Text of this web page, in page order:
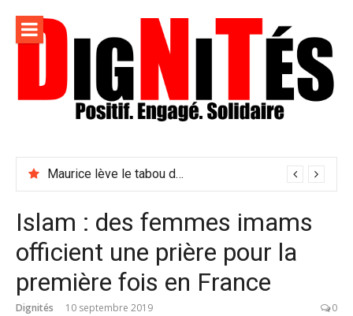
contenu
L'info
sociale,
solidaire
et
engagée
relayer ce qui fait avancer le monde
Maurice lève le tabou du viol conjugal
Islam : des femmes imams
officient une prière pour la
première fois en France
Dignités 10 septembre 2019 0